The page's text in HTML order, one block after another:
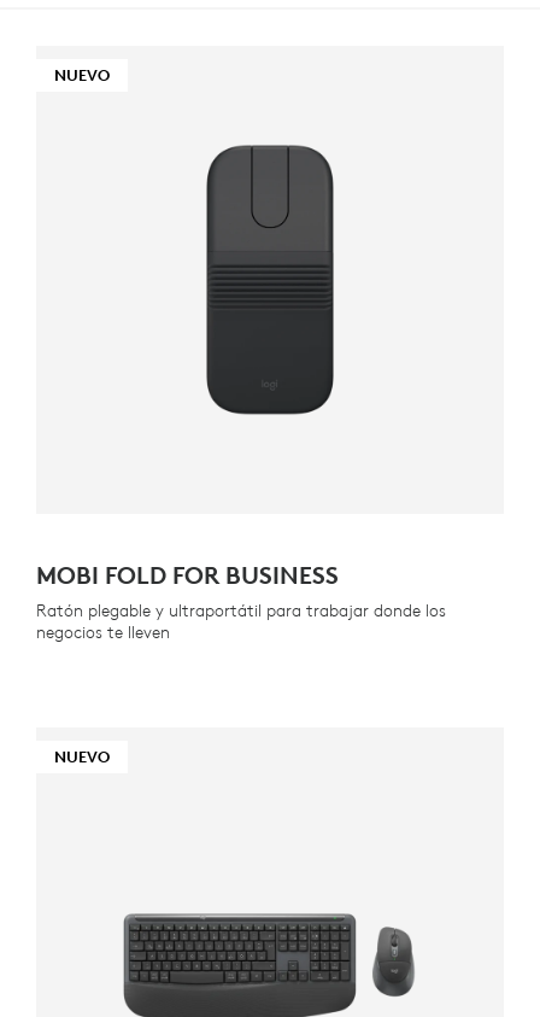
NUEVO
MOBI FOLD FOR BUSINESS
Ratón plegable y ultraportátil para trabajar donde los
negocios te lleven
NUEVO